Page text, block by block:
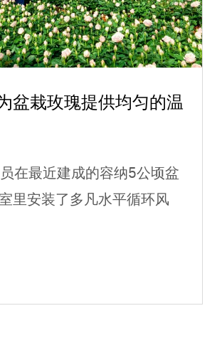
盆栽玫瑰提供均匀的温
在最近建成的容纳5公顷盆
里安装了多凡水平循环风